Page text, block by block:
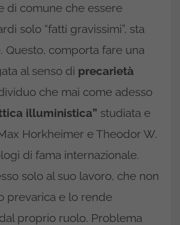
di comune che essere
solo “fatti gravissimi”, sta
Questo, comporta fare una
al senso di precarietà
che mai come adesso
illuministica” studiata e
Horkheimer e Theodor W.
di fama internazionale.
solo al suo lavoro, che non
prevarica e lo rende
proprio ruolo. Problema